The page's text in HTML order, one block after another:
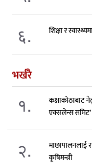
६.
शिक्षा र
भर्खरै
१.
कक्षाकोठाबाट
एक्सलेन्स समिट’
२.
माछापालनलाई
कृषिमन्त्री